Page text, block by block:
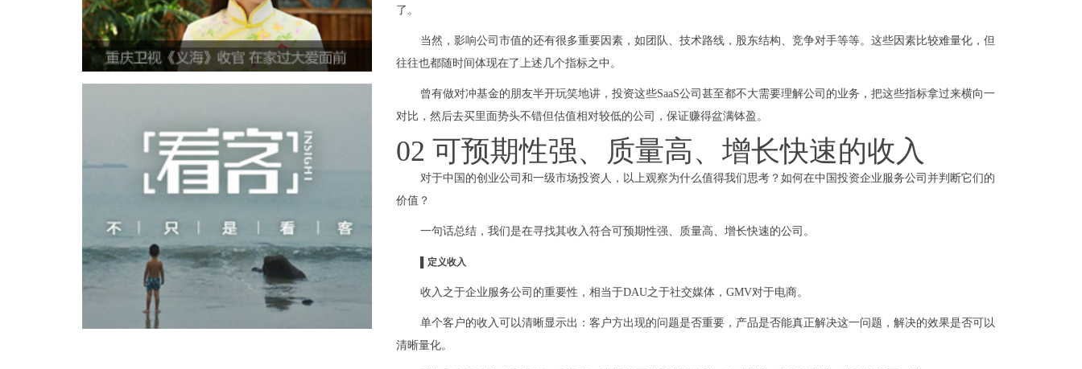
了。
当然，影响公司市值的还有很多重要因素，如团队、技术路线，股东结构、竞争对手等等。这些因素比较难量化，但
往往也都随时间体现在了上述几个指标之中。
曾有做对冲基金的朋友半开玩笑地讲，投资这些SaaS公司甚至都不大需要理解公司的业务，把这些指标拿过来横向一
对比，然后去买里面势头不错但估值相对较低的公司，保证赚得盆满钵盈。
02 可预期性强、质量高、增长快速的收入
对于中国的创业公司和一级市场投资人，以上观察为什么值得我们思考？如何在中国投资企业服务公司并判断它们的
价值？
一句话总结，我们是在寻找其收入符合可预期性强、质量高、增长快速的公司。
定义收入
收入之于企业服务公司的重要性，相当于DAU之于社交媒体，GMV对于电商。
单个客户的收入可以清晰显示出：客户方出现的问题是否重要，产品是否能真正解决这一问题，解决的效果是否可以
清晰量化。